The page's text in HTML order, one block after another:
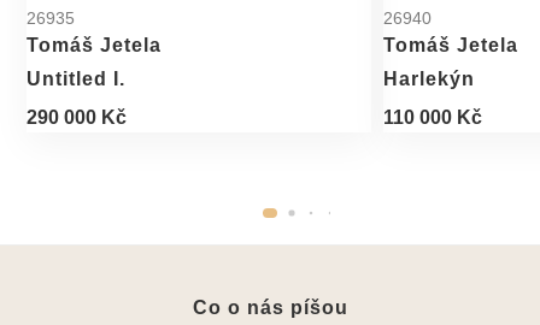
26935
Tomáš Jetela
Untitled I.
290 000 Kč
26940
Tomáš Jetela
Harlekýn
110 000 Kč
Co o nás píšou